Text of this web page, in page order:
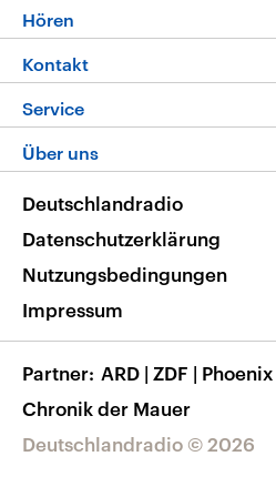
Programm
Die Nachrichten
Nachrichtenleicht
Neue Beiträge auf dlf.de
Hören
Livestream
Podcasts
Deutschlandfunk App
Nachrichten App
Frequenzen
Kontakt
Hörerservice
Service
FAQ
Veranstaltungen
Musikliste
RSS
Über uns
Barrierefreiheit
Deutschlandradio © 2026
Deutschlandradio
Datenschutzerklärung
Nutzungsbedingungen
Impressum
Partner ARD | ZDF | Phoenix
Chronik der Mauer